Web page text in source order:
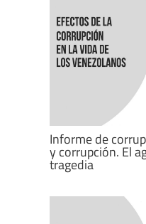
Informe de
y corrupción. El
tragedia